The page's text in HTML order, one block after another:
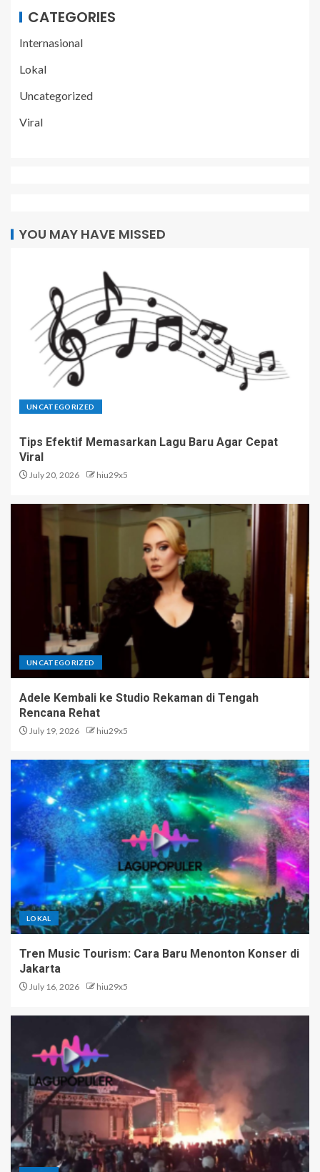
CATEGORIES
Internasional
Lokal
Uncategorized
Viral
YOU MAY HAVE MISSED
UNCATEGORIZED
Tips Efektif Memasarkan Lagu Baru Agar Cepat
Viral
July 20, 2026 hiu29x5
UNCATEGORIZED
Adele Kembali ke Studio Rekaman di Tengah
Rencana Rehat
July 19, 2026 hiu29x5
LOKAL
Tren Music Tourism: Cara Baru Menonton Konser di
Jakarta
July 16, 2026 hiu29x5